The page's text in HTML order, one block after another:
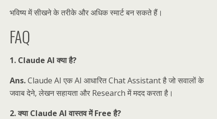
भविष्य में सीखने के तरीके और अधिक स्मार्ट बन सकते हैं।
FAQ
1. Claude AI क्या है?
Ans.Claude AI एक AI आधारित Chat Assistant है जो सवालों के
जवाब देने, लेखन सहायता और Research में मदद करता है।
2. क्या Claude AI वास्तव में Free है?